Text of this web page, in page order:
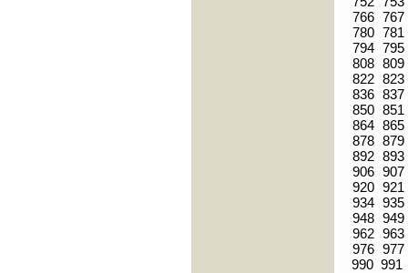
766 767
780 781
794 795
808 809
822 823
836 837
850 851
864 865
878 879
892 893
906 907
920 921
934 935
948 949
962 963
976 977
990 991